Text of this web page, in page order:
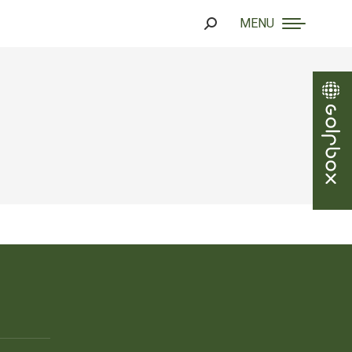
MENU
Search: